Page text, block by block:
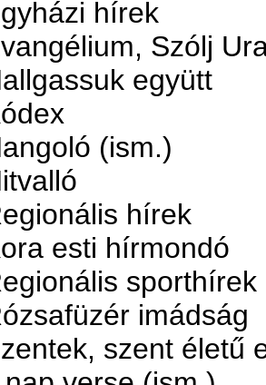
hírek
Szólj
együtt
(ism.)
hírek
esti hírmondó
sporthírek
imádság
szent életű